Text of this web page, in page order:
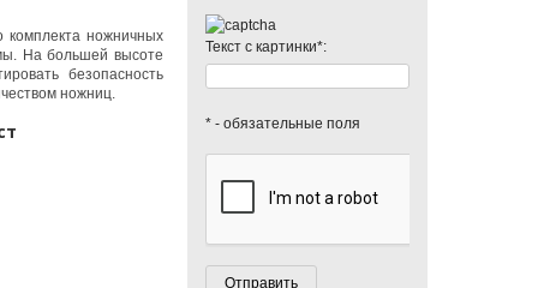
комплекта ножничных
На большей высоте
безопасность
ножниц.
Текст с картинки*:
* - обязательные поля